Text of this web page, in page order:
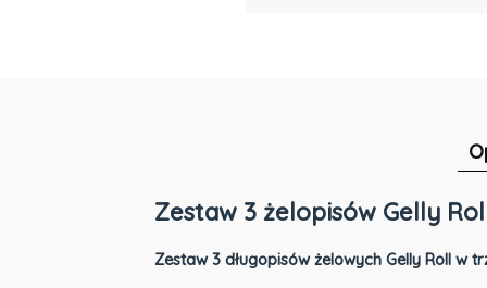
Zestaw 3 żelopisów Gelly
Zestaw 3 długopisów żelowych Gelly Roll w